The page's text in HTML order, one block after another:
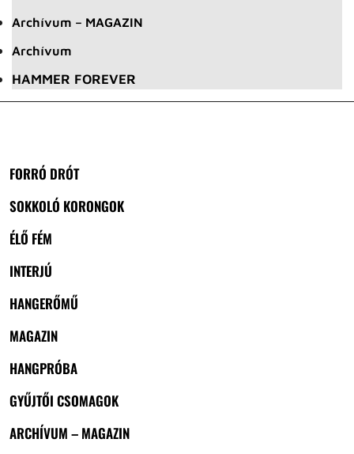
Archívum – MAGAZIN
Archívum
HAMMER FOREVER
FORRÓ DRÓT
SOKKOLÓ KORONGOK
ÉLŐ FÉM
INTERJÚ
HANGERŐMŰ
MAGAZIN
HANGPRÓBA
GYŰJTŐI CSOMAGOK
ARCHÍVUM – MAGAZIN